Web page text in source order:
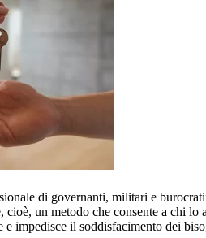
di governanti, militari e
cioè, un metodo che consente a chi
e impedisce il soddisfacimento dei